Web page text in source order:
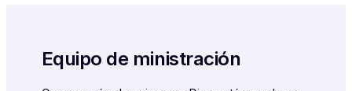
Equipo de ministración